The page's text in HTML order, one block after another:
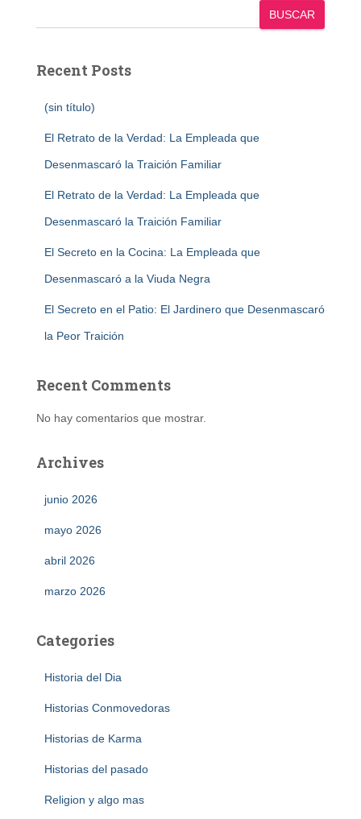
BUSCAR
Recent Posts
(sin título)
El Retrato de la Verdad: La Empleada que
Desenmascaró la Traición Familiar
El Retrato de la Verdad: La Empleada que
Desenmascaró la Traición Familiar
El Secreto en la Cocina: La Empleada que
Desenmascaró a la Viuda Negra
El Secreto en el Patio: El Jardinero que Desenmascaró
la Peor Traición
Recent Comments
No hay comentarios que mostrar.
Archives
junio 2026
mayo 2026
abril 2026
marzo 2026
Categories
Historia del Dia
Historias Conmovedoras
Historias de Karma
Historias del pasado
Religion y algo mas